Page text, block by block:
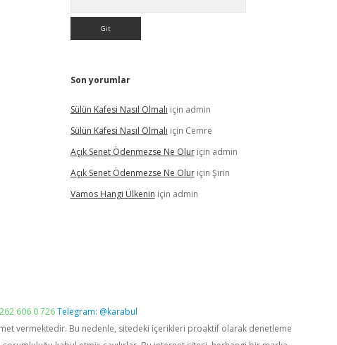
Son yorumlar
Sülün Kafesi Nasıl Olmalı için admin
Sülün Kafesi Nasıl Olmalı için Cemre
Açık Senet Ödenmezse Ne Oluriçin admin
Açık Senet Ödenmezse Ne Oluriçin Şirin
Vamos Hangi Ülkenin için admin
606 0 726Telegram: @karabul
vermektedir. Bu nedenle, sitedeki içerikleri proaktif olarak denetleme